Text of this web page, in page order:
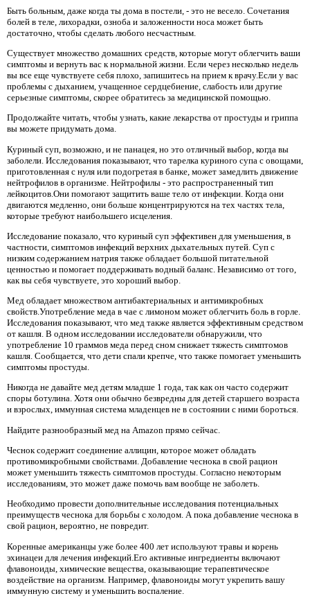
Быть больным, даже когда ты дома в постели, - это не весело. Сочетания
болей в теле, лихорадки, озноба и заложенности носа может быть
достаточно, чтобы сделать любого несчастным.
Существует множество домашних средств, которые могут облегчить ваши
симптомы и вернуть вас к нормальной жизни. Если через несколько недель
вы все еще чувствуете себя плохо, запишитесь на прием к врачу.Если у вас
проблемы с дыханием, учащенное сердцебиение, слабость или другие
серьезные симптомы, скорее обратитесь за медицинской помощью.
Продолжайте читать, чтобы узнать, какие лекарства от простуды и гриппа
вы можете придумать дома.
Куриный суп, возможно, и не панацея, но это отличный выбор, когда вы
заболели. Исследования показывают, что тарелка куриного супа с овощами,
приготовленная с нуля или подогретая в банке, может замедлить движение
нейтрофилов в организме. Нейтрофилы - это распространенный тип
лейкоцитов.Они помогают защитить ваше тело от инфекции. Когда они
двигаются медленно, они больше концентрируются на тех частях тела,
которые требуют наибольшего исцеления.
Исследование показало, что куриный суп эффективен для уменьшения, в
частности, симптомов инфекций верхних дыхательных путей. Суп с
низким содержанием натрия также обладает большой питательной
ценностью и помогает поддерживать водный баланс. Независимо от того,
как вы себя чувствуете, это хороший выбор.
Мед обладает множеством антибактериальных и антимикробных
свойств.Употребление меда в чае с лимоном может облегчить боль в горле.
Исследования показывают, что мед также является эффективным средством
от кашля. В одном исследовании исследователи обнаружили, что
употребление 10 граммов меда перед сном снижает тяжесть симптомов
кашля. Сообщается, что дети спали крепче, что также помогает уменьшить
симптомы простуды.
Никогда не давайте мед детям младше 1 года, так как он часто содержит
споры ботулина. Хотя они обычно безвредны для детей старшего возраста
и взрослых, иммунная система младенцев не в состоянии с ними бороться.
Найдите разнообразный мед на Amazon прямо сейчас.
Чеснок содержит соединение аллицин, которое может обладать
противомикробными свойствами. Добавление чеснока в свой рацион
может уменьшить тяжесть симптомов простуды. Согласно некоторым
исследованиям, это может даже помочь вам вообще не заболеть.
Необходимо провести дополнительные исследования потенциальных
преимуществ чеснока для борьбы с холодом. А пока добавление чеснока в
свой рацион, вероятно, не повредит.
Коренные американцы уже более 400 лет используют травы и корень
эхинацеи для лечения инфекций.Его активные ингредиенты включают
флавоноиды, химические вещества, оказывающие терапевтическое
воздействие на организм. Например, флавоноиды могут укрепить вашу
иммунную систему и уменьшить воспаление.